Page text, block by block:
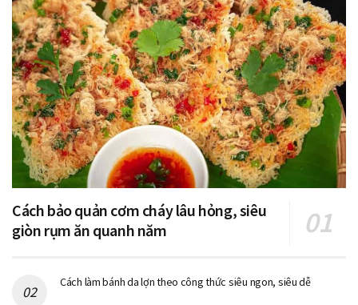
Cách bảo quản cơm cháy lâu hỏng, siêu
giòn rụm ăn quanh năm
Cách làm bánh da lợn theo công thức siêu ngon, siêu dễ